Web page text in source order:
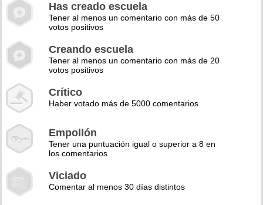
Has creado escuela
Tener al menos un comentario con más de 50
votos positivos
Creando escuela
Tener al menos un comentario con más de 20
votos positivos
Crítico
Haber votado más de 5000 comentarios
Empollón
Tener una puntuación igual o superior a 8 en
los comentarios
Viciado
Comentar al menos 30 días distintos